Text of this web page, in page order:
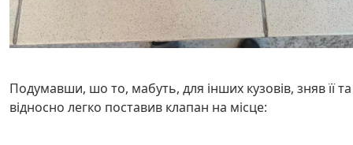
Подумавши, шо то, мабуть, для інших кузовів, зняв її та
відносно легко поставив клапан на місце: